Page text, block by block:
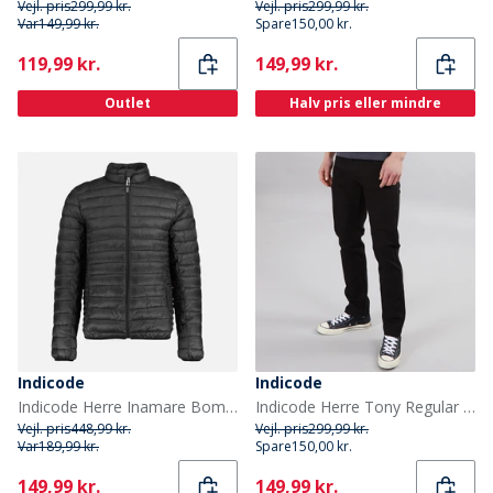
Vejl. pris299,99 kr.
Var149,99 kr.
Current
119,99 kr.
Outlet
Vejl. pris299,99 kr.
Spare150,00 kr.
Current
149,99 kr.
Halv pris eller mindre
Indicode
Indicode Herre Inamare Bomber Jakke Sort
Vejl. pris448,99 kr.
Var189,99 kr.
Current
149,99 kr.
Indicode
Indicode Herre Tony Regular Fit Jeans Ultra Sort
Vejl. pris299,99 kr.
Spare150,00 kr.
Current
149,99 kr.